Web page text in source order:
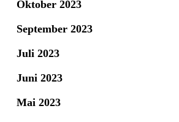
Oktober 2023
September 2023
Juli 2023
Juni 2023
Mai 2023